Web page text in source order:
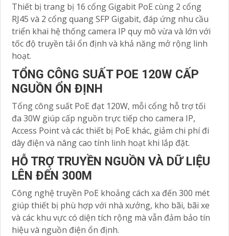
Thiết bị trang bị 16 cổng Gigabit PoE cùng 2 cổng
RJ45 và 2 cổng quang SFP Gigabit, đáp ứng nhu cầu
triển khai hệ thống camera IP quy mô vừa và lớn với
tốc độ truyền tải ổn định và khả năng mở rộng linh
hoạt.
TỔNG CÔNG SUẤT POE 120W CẤP
NGUỒN ỔN ĐỊNH
Tổng công suất PoE đạt 120W, mỗi cổng hỗ trợ tối
đa 30W giúp cấp nguồn trực tiếp cho camera IP,
Access Point và các thiết bị PoE khác, giảm chi phí đi
dây điện và nâng cao tính linh hoạt khi lắp đặt.
HỖ TRỢ TRUYỀN NGUỒN VÀ DỮ LIỆU
LÊN ĐẾN 300M
Công nghệ truyền PoE khoảng cách xa đến 300 mét
giúp thiết bị phù hợp với nhà xưởng, kho bãi, bãi xe
và các khu vực có diện tích rộng mà vẫn đảm bảo tín
hiệu và nguồn điện ổn định.